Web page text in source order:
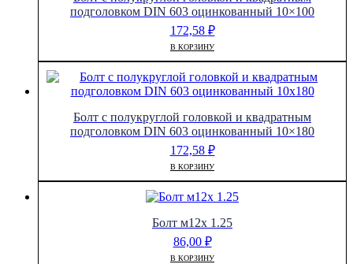
подголовком DIN 603 оцинкованный 10×100
172,58 ₽
В КОРЗИНУ
Болт с полукруглой головкой и квадратным
подголовком DIN 603 оцинкованный 10×180
172,58 ₽
В КОРЗИНУ
Болт м12х 1.25
86,00 ₽
В КОРЗИНУ